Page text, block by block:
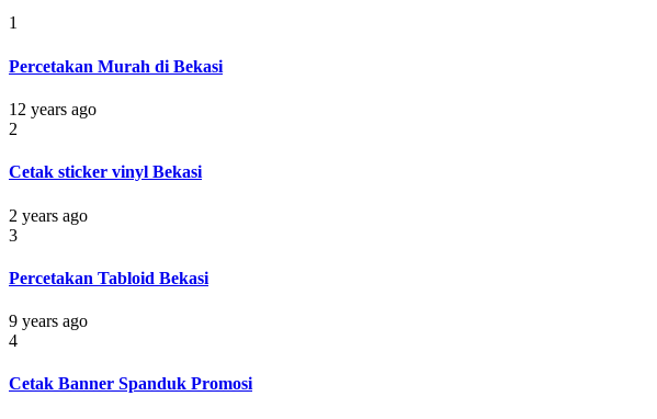
1
Percetakan Murah di Bekasi
12 years ago
2
Cetak sticker vinyl Bekasi
2 years ago
3
Percetakan Tabloid Bekasi
9 years ago
4
Cetak Banner Spanduk Promosi